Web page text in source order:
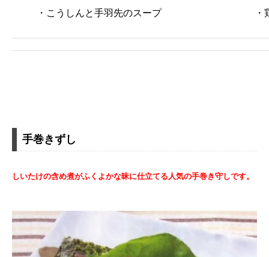
・こうしんと手羽先のスープ
手巻きずし
しいたけの含め煮がふくよかな昧に仕立てる人気の手巻き守しです。